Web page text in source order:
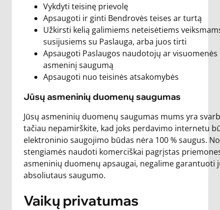
Vykdyti teisinę prievolę
Apsaugoti ir ginti Bendrovės teises ar turtą
Užkirsti kelią galimiems neteisėtiems
susijusiems su Paslauga, arba juos tirti
Apsaugoti Paslaugos naudotojų ar visuomenės
asmeninį saugumą
Apsaugoti nuo teisinės atsakomybės
Jūsų asmeninių duomenų saugumas
Jūsų asmeninių duomenų saugumas mums yra
tačiau nepamirškite, kad joks perdavimo internetu
elektroninio saugojimo būdas nėra 100 % saugus.
stengiamės naudoti komerciškai pagrįstas
asmeninių duomenų apsaugai, negalime garantuoti
absoliutaus saugumo.
Vaikų privatumas